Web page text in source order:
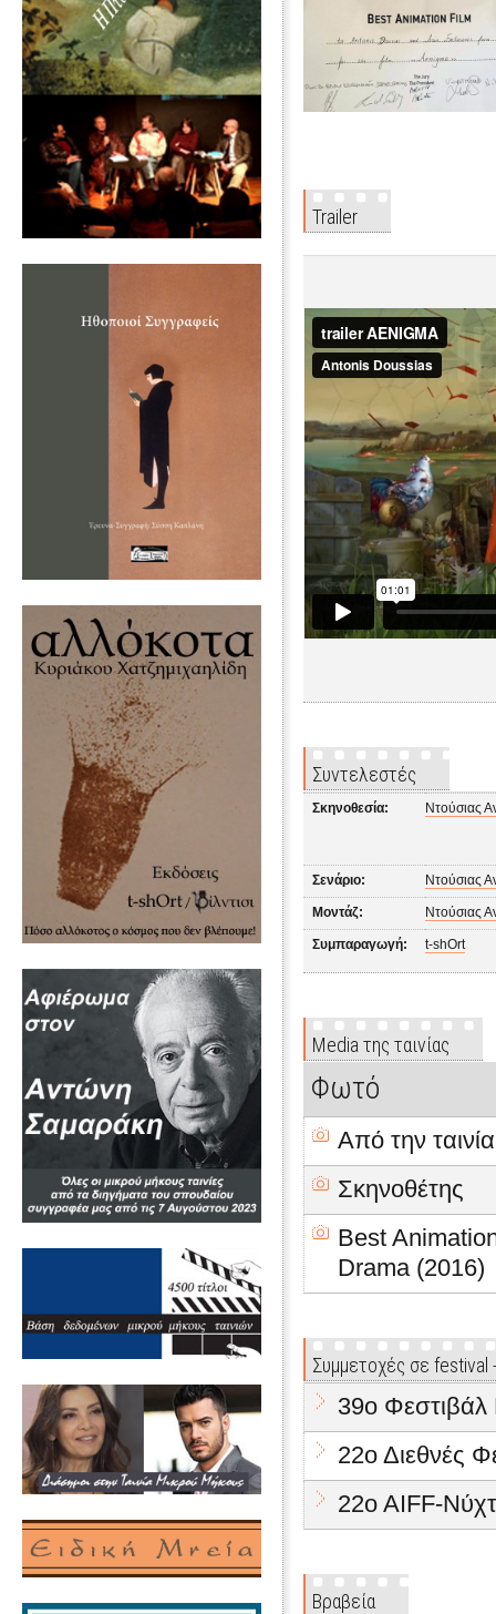
Trailer
Συντελεστές
Σκηνοθεσία: Ντούσιας
Σενάριο: Ντούσιας
Μοντάζ: Ντούσιας
Συμπαραγωγή: t-shOrt
Media της ταινίας
Φωτό
Από την ταινία
Σκηνοθέτης
Best
Drama (2016)
Συμμετοχές σε
39o
22ο Διεθνές
22o AIFF-
Βραβεία